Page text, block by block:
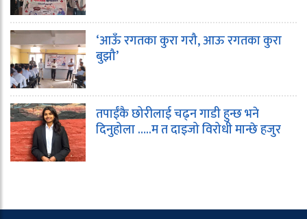
‘आऊँ रगतका कुरा गरौ, आऊ रगतका कुरा
बुझौ’
तपाईंकै छोरीलाई चढ्न गाडी हुन्छ भने
दिनुहोला …..म त दाइजो विरोधी मान्छे हजुर